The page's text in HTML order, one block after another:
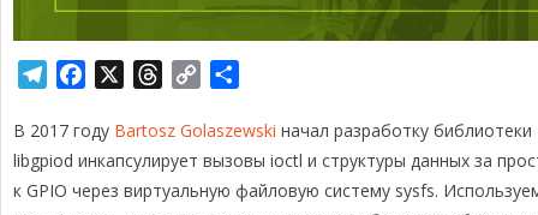
l
e
g
c
e
b
r
e
a
p
y
L
п
р
а
В 2017 году Bartosz Golaszewski начал разработку
libgpiod инкапсулирует вызовы ioctl и структуры данных за
к GPIO через виртуальную файловую систему sysfs.